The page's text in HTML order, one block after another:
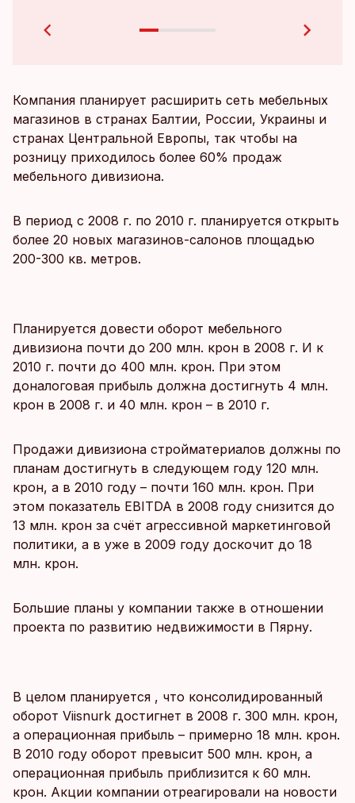
Компания планирует расширить сеть мебельных
магазинов в странах Балтии, России, Украины и
странах Центральной Европы, так чтобы на
розницу приходилось более 60% продаж
мебельного дивизиона.
В период с 2008 г. по 2010 г. планируется открыть
более 20 новых магазинов-салонов площадью
200-300 кв. метров.
Планируется довести оборот мебельного
дивизиона почти до 200 млн. крон в 2008 г. И к
2010 г. почти до 400 млн. крон. При этом
доналоговая прибыль должна достигнуть 4 млн.
крон в 2008 г. и 40 млн. крон – в 2010 г.
Продажи дивизиона стройматериалов должны по
планам достигнуть в следующем году 120 млн.
крон, а в 2010 году – почти 160 млн. крон. При
этом показатель EBITDA в 2008 году снизится до
13 млн. крон за счёт агрессивной маркетинговой
политики, а в уже в 2009 году доскочит до 18
млн. крон.
Большие планы у компании также в отношении
проекта по развитию недвижимости в Пярну.
В целом планируется , что консолидированный
оборот Viisnurk достигнет в 2008 г. 300 млн. крон,
а операционная прибыль – примерно 18 млн. крон.
В 2010 году оборот превысит 500 млн. крон, а
операционная прибыль приблизится к 60 млн.
крон. Акции компании отреагировали на новости